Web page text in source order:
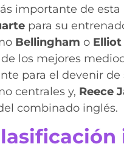
importante de
para su
Bellingham o
los mejores
para el devenir de
centrales y, Reece
combinado inglés.